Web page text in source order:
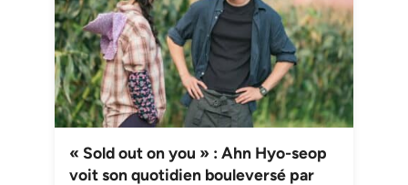
« Sold out on you » : Ahn Hyo-seop
voit son quotidien bouleversé par